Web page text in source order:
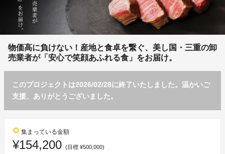
物価高に負けない！産地と食卓を繋ぐ、美し国・三重の卸
売業者が「安心で笑顔あふれる食」をお届け。
このプロジェクトは2026/02/28に終了いたしました。温かいご
支援、ありがとうございました。
stars 集まっている金額
¥154,200 (目標 ¥500,000)